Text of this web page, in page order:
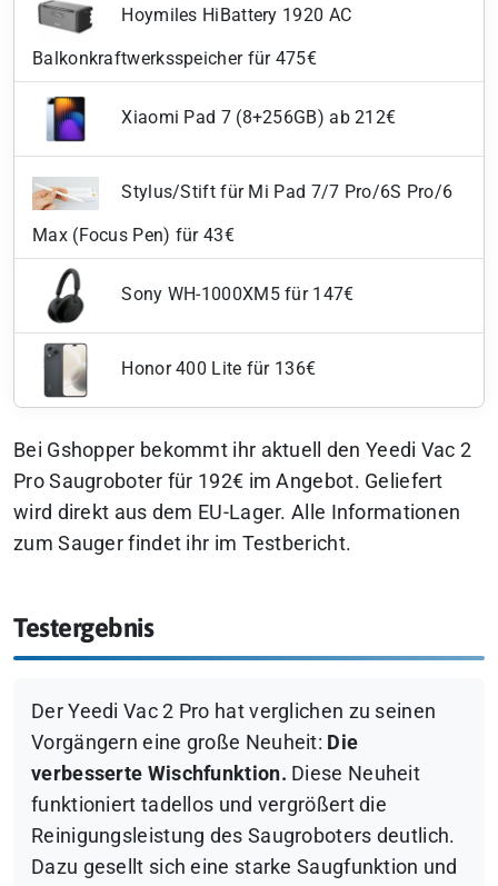
Hoymiles HiBattery 1920 AC
Balkonkraftwerksspeicher für 475€
Xiaomi Pad 7 (8+256GB) ab 212€
Stylus/Stift für Mi Pad 7/7 Pro/6S Pro/6
Max (Focus Pen) für 43€
Sony WH-1000XM5 für 147€
Honor 400 Lite für 136€
Bei Gshopper bekommt ihr aktuell den Yeedi Vac 2
Pro Saugroboter für 192€ im Angebot. Geliefert
wird direkt aus dem EU-Lager. Alle Informationen
zum Sauger findet ihr im Testbericht.
Testergebnis
Der Yeedi Vac 2 Pro hat verglichen zu seinen
Vorgängern eine große Neuheit: Die
verbesserte Wischfunktion. Diese Neuheit
funktioniert tadellos und vergrößert die
Reinigungsleistung des Saugroboters deutlich.
Dazu gesellt sich eine starke Saugfunktion und